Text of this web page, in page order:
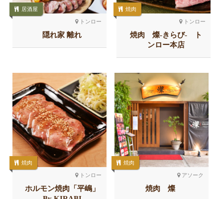
トンロー
居酒屋
隠れ家 離れ
トンロー
焼肉
焼肉 燦-きらび- ト
ンロー本店
トンロー
焼肉
ホルモン焼肉「平嶋」
アソーク
焼肉
焼肉 燦